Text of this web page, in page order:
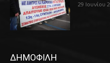
29 Ιουνίου
ΔΗΜΟΦΙΛΗ